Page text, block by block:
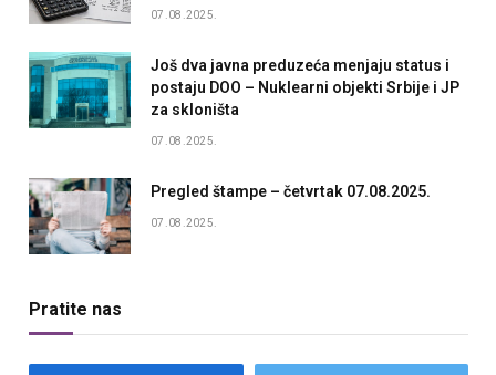
07.08.2025.
Još dva javna preduzeća menjaju status i
postaju DOO – Nuklearni objekti Srbije i JP
za skloništa
07.08.2025.
Pregled štampe – četvrtak 07.08.2025.
07.08.2025.
Pratite nas